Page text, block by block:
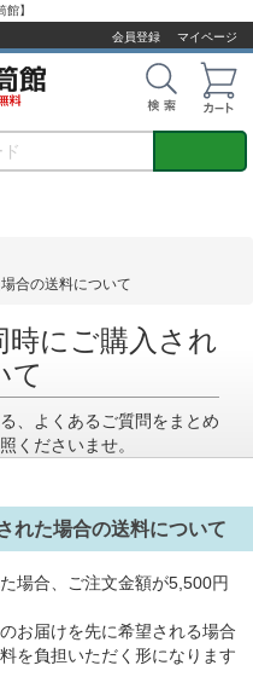
】
会員登録
マイページ
合の送料について
時にご購入され
て
、よくあるご質問をまとめ
くださいませ。
れた場合の送料について
場合、ご注文金額が5,500円
お届けを先に希望される場合
を負担いただく形になります